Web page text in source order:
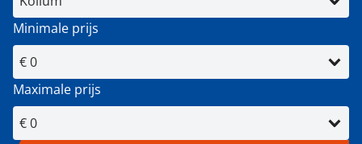
Minimale prijs
Maximale prijs